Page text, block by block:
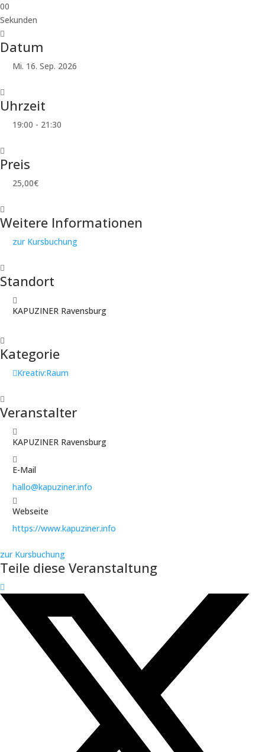
00
Sekunden
Datum
Mi. 16. Sep. 2026
Uhrzeit
19:00 - 21:30
Preis
25,00€
Weitere Informationen
zur Kursbuchung
Standort
KAPUZINER Ravensburg
Kategorie
Kreativ:Raum
Veranstalter
KAPUZINER Ravensburg
E-Mail
hallo@kapuziner.info
Webseite
https://www.kapuziner.info
zur Kursbuchung
Teile diese Veranstaltung